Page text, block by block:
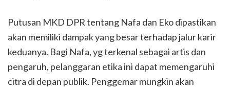
Putusan MKD DPR tentang Nafa dan Eko dipastikan
akan memiliki dampak yang besar terhadap jalur karir
keduanya. Bagi Nafa, yg terkenal sebagai artis dan
pengaruh, pelanggaran etika ini dapat memengaruhi
citra di depan publik. Penggemar mungkin akan